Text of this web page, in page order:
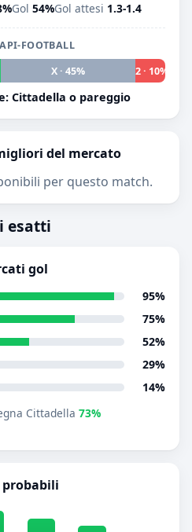
Gol 54%Gol attesi 1.3-1.4
FOOTBALL
X · 45% 2 · 10%
Cittadella o pareggio
del mercato
per questo match.
esatti
gol
95%
75%
52%
29%
14%
Cittadella 73%